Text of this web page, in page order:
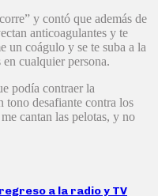
y contó que además de
anticoagulantes y te
un coágulo y se te suba a la
cualquier persona.
podía contraer la
tono desafiante contra los
cantan las pelotas, y no
a la radio y TV